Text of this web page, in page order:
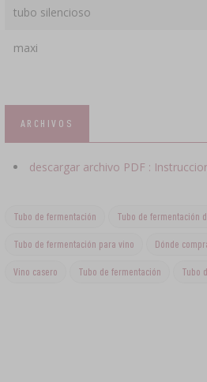
tubo silencioso
maxi
ARCHIVOS
descargar archivo PDF :
Tubo de fermentación Tubo de fermentación
Tubo de fermentación para vino Dónde
Vino casero Tubo de fermentación Tubo